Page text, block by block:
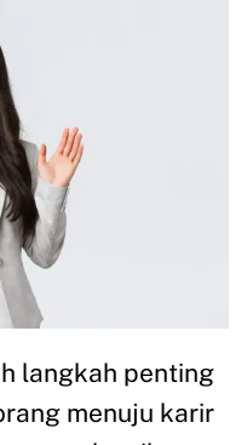
langkah penting
menuju karir